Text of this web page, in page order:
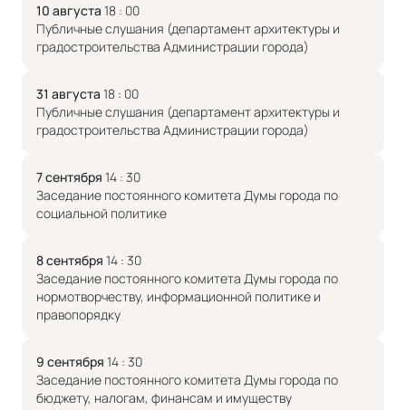
10 августа 18 : 00
Публичные слушания (департамент архитектуры и
градостроительства Администрации города)
31 августа 18 : 00
Публичные слушания (департамент архитектуры и
градостроительства Администрации города)
7 сентября 14 : 30
Заседание постоянного комитета Думы города по
социальной политике
8 сентября 14 : 30
Заседание постоянного комитета Думы города по
нормотворчеству, информационной политике и
правопорядку
9 сентября 14 : 30
Заседание постоянного комитета Думы города по
бюджету, налогам, финансам и имуществу